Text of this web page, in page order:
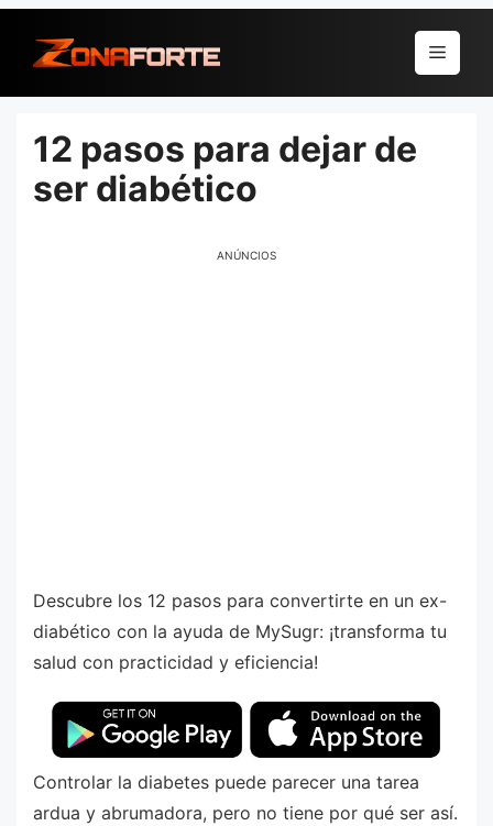
para
conteúdo
Menu
12 pasos para dejar de
ser diabético
ANÚNCIOS
Descubre los 12 pasos para convertirte en un ex-
diabético con la ayuda de MySugr: ¡transforma tu
salud con practicidad y eficiencia!
Controlar la diabetes puede parecer una tarea
ardua y abrumadora, pero no tiene por qué ser así.